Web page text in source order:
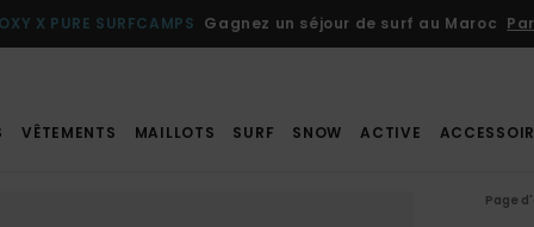
X PURE SURFCAMPS Gagnez un séjour de surf au Maroc
VÊTEMENTS MAILLOTS SURF SNOW ACTIVE
Page